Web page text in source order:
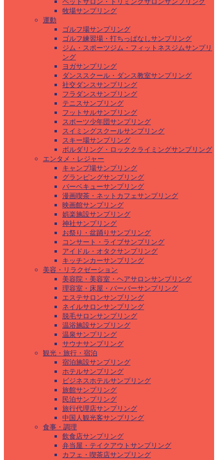
ペットサロン・トリミングサロンサンプリング
牧場サンプリング
運動
ゴルフ場サンプリング
ゴルフ練習場・打ちっぱなしサンプリング
ジム・スポーツジム・フィットネスジムサンプリ
ング
ヨガサンプリング
ダンススクール・ダンス教室サンプリング
社交ダンスサンプリング
フラダンスサンプリング
テニスサンプリング
フットサルサンプリング
スポーツ少年団サンプリング
スイミングスクールサンプリング
スキー場サンプリング
ボルダリング・ロッククライミングサンプリング
エンタメ・レジャー
キャンプ場サンプリング
グランピングサンプリング
バーベキューサンプリング
漫画喫茶・ネットカフェサンプリング
映画館サンプリング
娯楽施設サンプリング
神社サンプリング
お祭り・盆踊りサンプリング
コンサート・ライブサンプリング
アイドル・オタクサンプリング
キッチンカーサンプリング
美容・リラクゼーション
美容院・美容室・ヘアサロンサンプリング
理容室・床屋・バーバーサンプリング
エステサロンサンプリング
ネイルサロンサンプリング
脱毛サロンサンプリング
温浴施設サンプリング
温泉サンプリング
サウナサンプリング
観光・旅行・宿泊
宿泊施設サンプリング
ホテルサンプリング
ビジネスホテルサンプリング
旅館サンプリング
民泊サンプリング
旅行代理店サンプリング
中国人観光客サンプリング
食事・調理
飲食店サンプリング
弁当屋・テイクアウトサンプリング
カフェ・喫茶店サンプリング